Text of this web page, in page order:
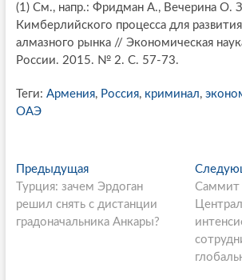
(1) См., напр.: Фридман А., Вечерина О.
Кимберлийского процесса для
алмазного рынка // Экономическая
России. 2015. № 2. С. 57-73.
Теги: Армения, Россия, криминал,
ОАЭ
P
o
s
ПредыдущаяП
р
е
д
Турция: зачем Эрдоган
решил снять с дистанции
градоначальника Анкары?
Саммит